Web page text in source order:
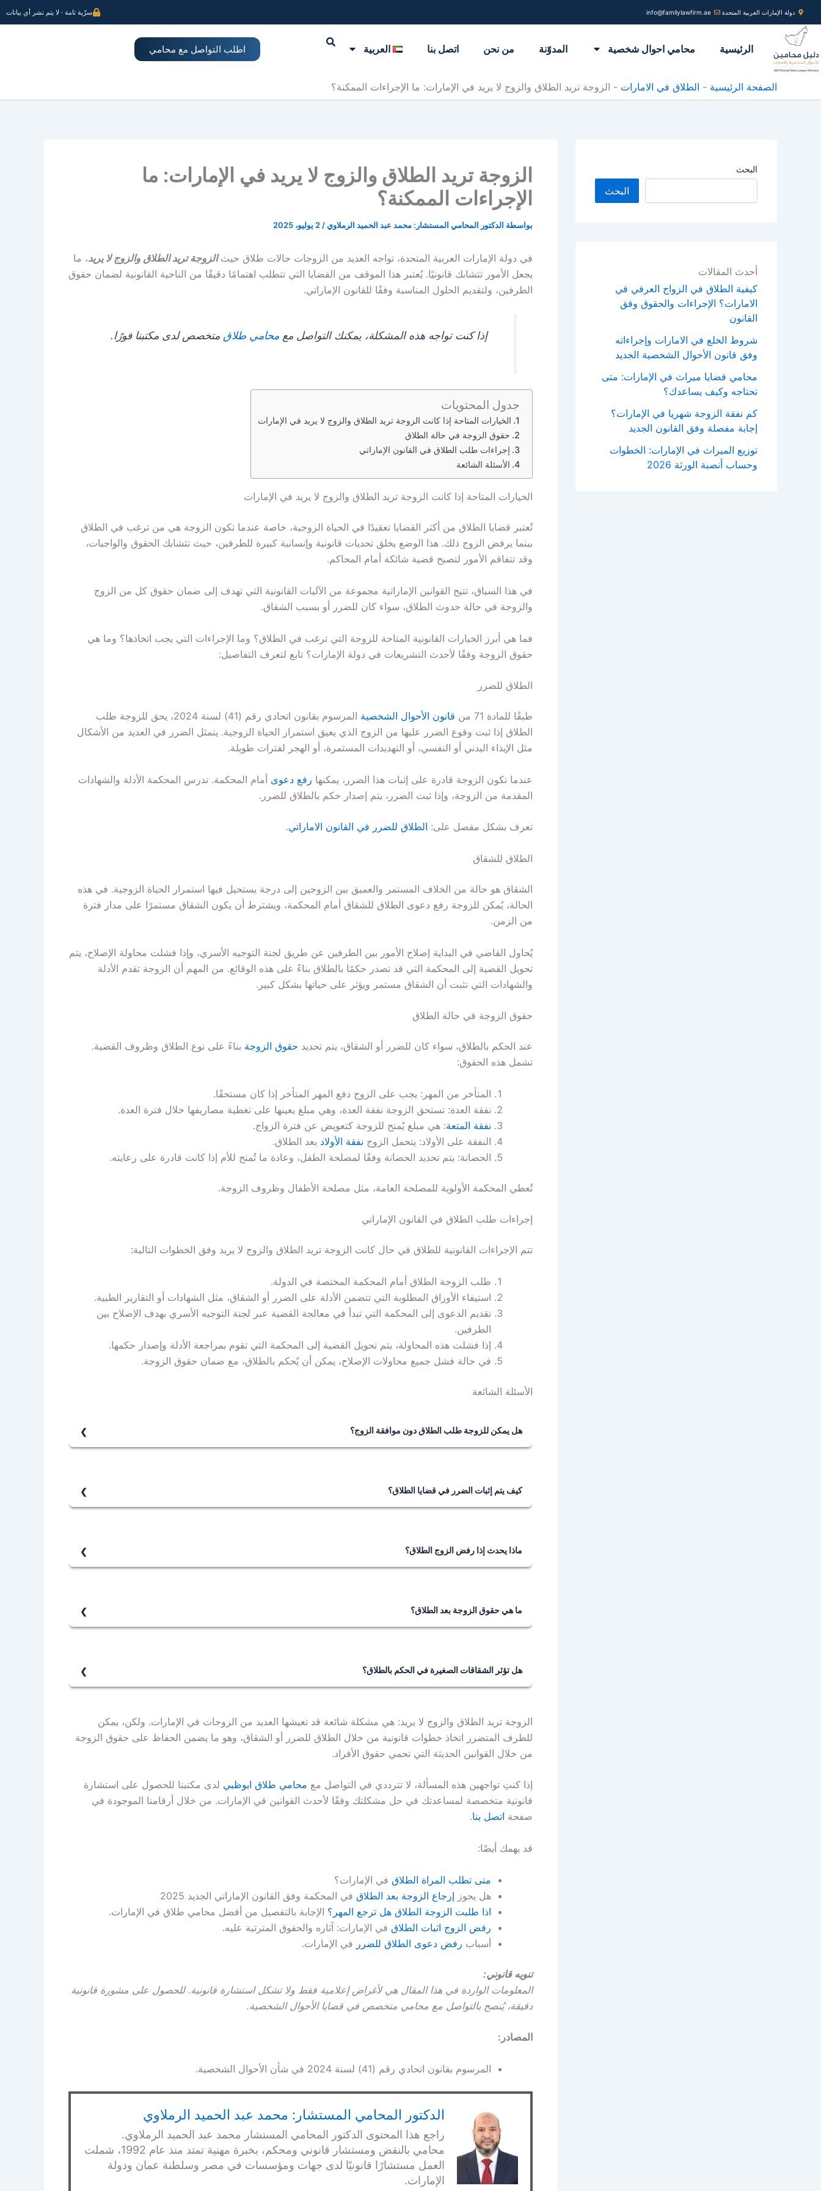
تخطي
إلى
المحتوى
دولة الإمارات العربية المتحدة info@familylawfirm.ae سرّية تامة · لا يتم نشر أي بيانات
الرئيسية محامي احوال شخصية المدوّنة من نحن اتصل بنا العربية اطلب التواصل مع محامي
الصفحة الرئيسية - الطلاق في الامارات - الزوجة تريد الطلاق والزوج لا يريد في الإمارات: ما الإجراءات الممكنة؟
البحث
البحث
أحدث المقالات
كيفية الطلاق في الزواج العرفي في
الامارات؟ الإجراءات والحقوق وفق
القانون
شروط الخلع في الامارات وإجراءاته
وفق قانون الأحوال الشخصية الجديد
محامي قضايا ميراث في الإمارات: متى
تحتاجه وكيف يساعدك؟
كم نفقة الزوجة شهريا في الإمارات؟
إجابة مفصلة وفق القانون الجديد
توزيع الميراث في الإمارات: الخطوات
وحساب أنصبة الورثة 2026
الزوجة تريد الطلاق والزوج لا يريد في الإمارات: ما
الإجراءات الممكنة؟
بواسطة الدكتور المحامي المستشار: محمد عبد الحميد الرملاوي/2 يوليو، 2025
في دولة الإمارات العربية المتحدة، تواجه العديد من الزوجات حالات طلاق حيثالزوجة تريد الطلاق والزوج لا يريد، ما
يجعل الأمور تتشابك قانونيًا. يُعتبر هذا الموقف من القضايا التي تتطلب اهتمامًا دقيقًا من الناحية القانونية لضمان حقوق
الطرفين، ولتقديم الحلول المناسبة وفقًا للقانون الإماراتي.
إذا كنت تواجه هذه المشكلة، يمكنك التواصل مع محامي طلاق متخصص لدى مكتبنا فورًا.
جدول المحتويات
الخيارات المتاحة إذا كانت الزوجة تريد الطلاق والزوج لا يريد في الإمارات
حقوق الزوجة في حالة الطلاق
إجراءات طلب الطلاق في القانون الإماراتي
الأسئلة الشائعة
الخيارات المتاحة إذا كانت الزوجة تريد الطلاق والزوج لا يريد في الإمارات
تُعتبر قضايا الطلاق من أكثر القضايا تعقيدًا في الحياة الزوجية، خاصة عندما تكون الزوجة هي من ترغب في الطلاق
بينما يرفض الزوج ذلك. هذا الوضع يخلق تحديات قانونية وإنسانية كبيرة للطرفين، حيث تتشابك الحقوق والواجبات،
وقد تتفاقم الأمور لتصبح قضية شائكة أمام المحاكم.
في هذا السياق، تتيح القوانين الإماراتية مجموعة من الآليات القانونية التي تهدف إلى ضمان حقوق كل من الزوج
والزوجة في حالة حدوث الطلاق، سواء كان للضرر أو بسبب الشقاق.
فما هي أبرز الخيارات القانونية المتاحة للزوجة التي ترغب في الطلاق؟ وما الإجراءات التي يجب اتخاذها؟ وما هي
حقوق الزوجة وفقًا لأحدث التشريعات في دولة الإمارات؟ تابع لتعرف التفاصيل:
الطلاق للضرر
طبقًا للمادة 71 من قانون الأحوال الشخصية
المرسوم بقانون اتحادي رقم (41) لسنة 2024، يحق للزوجة طلب
الطلاق إذا ثبت وقوع الضرر عليها من الزوج الذي يعيق استمرار الحياة الزوجية. يتمثل الضرر في العديد من الأشكال
مثل الإيذاء البدني أو النفسي، أو التهديدات المستمرة، أو الهجر لفترات طويلة.
عندما تكون الزوجة قادرة على إثبات هذا الضرر، يمكنها رفع دعوى أمام المحكمة. تدرس المحكمة الأدلة والشهادات
المقدمة من الزوجة، وإذا ثبت الضرر، يتم إصدار حكم بالطلاق للضرر.
تعرف بشكل مفصل على: الطلاق للضرر في القانون الاماراتي.
الطلاق للشقاق
الشقاق هو حالة من الخلاف المستمر والعميق بين الزوجين إلى درجة يستحيل فيها استمرار الحياة الزوجية. في هذه
الحالة، يُمكن للزوجة رفع دعوى الطلاق للشقاق أمام المحكمة، ويشترط أن يكون الشقاق مستمرًا على مدار فترة
من الزمن.
يُحاول القاضي في البداية إصلاح الأمور بين الطرفين عن طريق لجنة التوجيه الأسري، وإذا فشلت محاولة الإصلاح، يتم
تحويل القضية إلى المحكمة التي قد تصدر حكمًا بالطلاق بناءً على هذه الوقائع. من المهم أن الزوجة تقدم الأدلة
والشهادات التي تثبت أن الشقاق مستمر ويؤثر على حياتها بشكل كبير.
حقوق الزوجة في حالة الطلاق
عند الحكم بالطلاق، سواء كان للضرر أو الشقاق، يتم تحديد حقوق الزوجة بناءً على نوع الطلاق وظروف القضية.
تشمل هذه الحقوق:
المتأخر من المهر: يجب على الزوج دفع المهر المتأخر إذا كان مستحقًا.
نفقة العدة: تستحق الزوجة نفقة العدة، وهي مبلغ يعينها على تغطية مصاريفها خلال فترة العدة.
نفقة المتعة: هي مبلغ يُمنح للزوجة كتعويض عن فترة الزواج.
النفقة على الأولاد: يتحمل الزوج نفقة الأولاد بعد الطلاق.
الحضانة: يتم تحديد الحضانة وفقًا لمصلحة الطفل، وعادة ما تُمنح للأم إذا كانت قادرة على رعايته.
تُعطي المحكمة الأولوية للمصلحة العامة، مثل مصلحة الأطفال وظروف الزوجة.
إجراءات طلب الطلاق في القانون الإماراتي
تتم الإجراءات القانونية للطلاق في حال كانت الزوجة تريد الطلاق والزوج لا يريد وفق الخطوات التالية:
طلب الزوجة الطلاق أمام المحكمة المختصة في الدولة.
استيفاء الأوراق المطلوبة التي تتضمن الأدلة على الضرر أو الشقاق، مثل الشهادات أو التقارير الطبية.
تقديم الدعوى إلى المحكمة التي تبدأ في معالجة القضية عبر لجنة التوجيه الأسري بهدف الإصلاح بين
الطرفين.
إذا فشلت هذه المحاولة، يتم تحويل القضية إلى المحكمة التي تقوم بمراجعة الأدلة وإصدار حكمها.
في حالة فشل جميع محاولات الإصلاح، يمكن أن يُحكم بالطلاق، مع ضمان حقوق الزوجة.
الأسئلة الشائعة
هل يمكن للزوجة طلب الطلاق دون موافقة الزوج؟
كيف يتم إثبات الضرر في قضايا الطلاق؟
ماذا يحدث إذا رفض الزوج الطلاق؟
ما هي حقوق الزوجة بعد الطلاق؟
هل تؤثر الشقاقات الصغيرة في الحكم بالطلاق؟
الزوجة تريد الطلاق والزوج لا يريد: هي مشكلة شائعة قد تعيشها العديد من الزوجات في الإمارات. ولكن، يمكن
للطرف المتضرر اتخاذ خطوات قانونية من خلال الطلاق للضرر أو الشقاق، وهو ما يضمن الحفاظ على حقوق الزوجة
من خلال القوانين الحديثة التي تحمي حقوق الأفراد.
إذا كنتِ تواجهين هذه المسألة، لا تترددي في التواصل مع محامي طلاق ابوظبي لدى مكتبنا للحصول على استشارة
قانونية متخصصة لمساعدتك في حل مشكلتك وفقًا لأحدث القوانين في الإمارات. من خلال أرقامنا الموجودة في
صفحة اتصل بنا.
قد يهمك أيضًا:
متى تطلب المراة الطلاق في الإمارات؟
هل يجوز إرجاع الزوجة بعد الطلاق في المحكمة وفق القانون الإماراتي الجديد 2025
اذا طلبت الزوجة الطلاق هل ترجع المهر؟ الإجابة بالتفصيل من أفضل محامي طلاق في الإمارات.
رفض الزوج اثبات الطلاق في الإمارات: آثاره والحقوق المترتبة عليه.
أسباب رفض دعوى الطلاق للضرر في الإمارات.
تنويه قانوني:
المعلومات الواردة في هذا المقال هي لأغراض إعلامية فقط ولا تشكل استشارة قانونية. للحصول على مشورة قانونية
دقيقة، يُنصح بالتواصل مع محامي متخصص في قضايا الأحوال الشخصية.
المصادر:
المرسوم بقانون اتحادي رقم (41) لسنة 2024 في شأن الأحوال الشخصية.
الدكتور المحامي المستشار: محمد عبد الحميد الرملاوي
راجع هذا المحتوى الدكتور المحامي المستشار محمد عبد الحميد الرملاوي.
محامي بالنقض ومستشار قانوني ومحكم، بخبرة مهنية تمتد منذ عام 1992، شملت
العمل مستشارًا قانونيًا لدى جهات ومؤسسات في مصر وسلطنة عمان ودولة
الإمارات.